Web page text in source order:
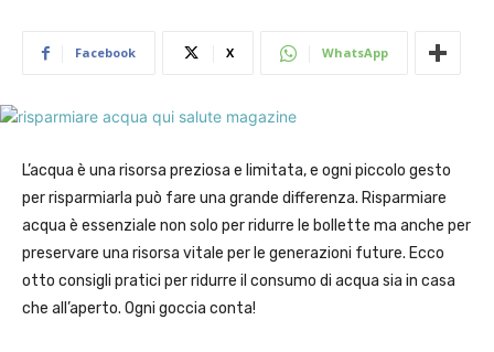
Facebook X WhatsApp
L’acqua è una risorsa preziosa e limitata, e ogni piccolo gesto
per risparmiarla può fare una grande differenza. Risparmiare
acqua è essenziale non solo per ridurre le bollette ma anche per
preservare una risorsa vitale per le generazioni future. Ecco
otto consigli pratici per ridurre il consumo di acqua sia in casa
che all’aperto. Ogni goccia conta!